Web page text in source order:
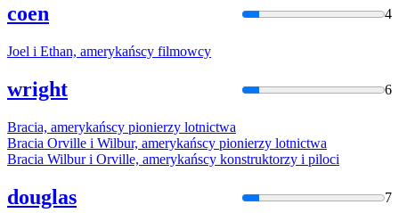
coen 4
Joel i Ethan, amerykańscy filmowcy
wright 6
Bracia, amerykańscy pionierzy lotnictwa
Bracia Orville i Wilbur, amerykańscy pionierzy lotnictwa
Bracia Wilbur i Orville, amerykańscy konstruktorzy i piloci
douglas 7